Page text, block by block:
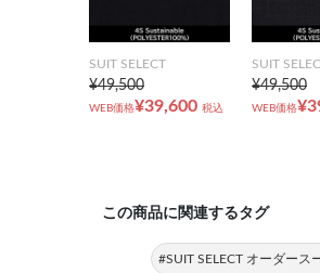
SUIT SELECT
¥49,500
WEB価格¥39,600 税込
SUIT
¥49,500
WEB価格
この商品に関連するタグ
#SUIT SELECT オーダース